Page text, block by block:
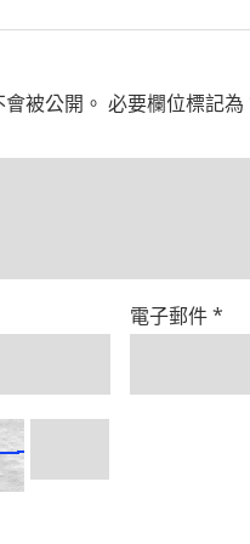
被公開。 必要欄位標記為
電子郵件*